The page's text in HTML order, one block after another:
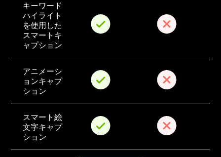
キーワード
ハイライト
を使用した
スマートキ
ャプション
アニメーシ
ョンキャプ
ション
スマート絵
文字キャプ
ション